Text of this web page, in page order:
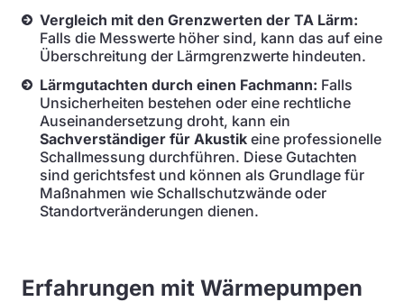
Vergleich mit den Grenzwerten der TA Lärm:
Falls die Messwerte höher sind, kann das auf eine
Überschreitung der Lärmgrenzwerte hindeuten.
Lärmgutachten durch einen Fachmann: Falls
Unsicherheiten bestehen oder eine rechtliche
Auseinandersetzung droht, kann ein
Sachverständiger für Akustik eine professionelle
Schallmessung durchführen. Diese Gutachten
sind gerichtsfest und können als Grundlage für
Maßnahmen wie Schallschutzwände oder
Standortveränderungen dienen.
Erfahrungen mit Wärmepumpen